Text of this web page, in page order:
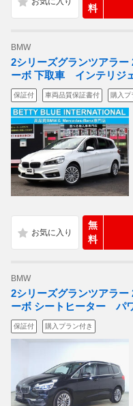
料
BMW
2シリーズグランツアラー
ーボ 下取車 インテリジ
保証付 車両品質保証書付 購入プ
無
料
BMW
2シリーズグランツアラー
ーボ シートヒーター パ
保証付 購入プラン付き